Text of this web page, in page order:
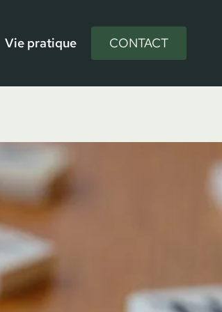
Vie pratique CONTACT